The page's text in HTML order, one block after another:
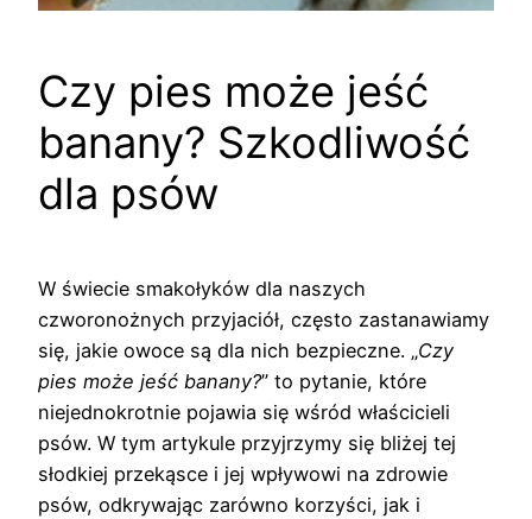
Czy pies może jeść
banany? Szkodliwość
dla psów
W świecie smakołyków dla naszych
czworonożnych przyjaciół, często zastanawiamy
się, jakie owoce są dla nich bezpieczne. „Czy
pies może jeść banany?” to pytanie, które
niejednokrotnie pojawia się wśród właścicieli
psów. W tym artykule przyjrzymy się bliżej tej
słodkiej przekąsce i jej wpływowi na zdrowie
psów, odkrywając zarówno korzyści, jak i